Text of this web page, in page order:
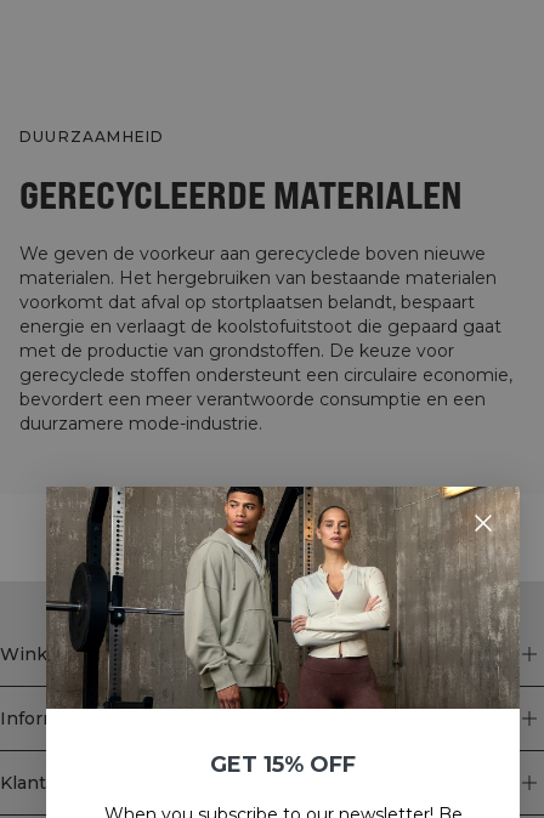
DUURZAAMHEID
GERECYCLEERDE MATERIALEN
We geven de voorkeur aan gerecyclede boven nieuwe
materialen. Het hergebruiken van bestaande materialen
voorkomt dat afval op stortplaatsen belandt, bespaart
energie en verlaagt de koolstofuitstoot die gepaard gaat
met de productie van grondstoffen. De keuze voor
gerecyclede stoffen ondersteunt een circulaire economie,
bevordert een meer verantwoorde consumptie en een
duurzamere mode-industrie.
STYLE WITH
Winkel
Informatie
Klantenservice
GET 15% OFF